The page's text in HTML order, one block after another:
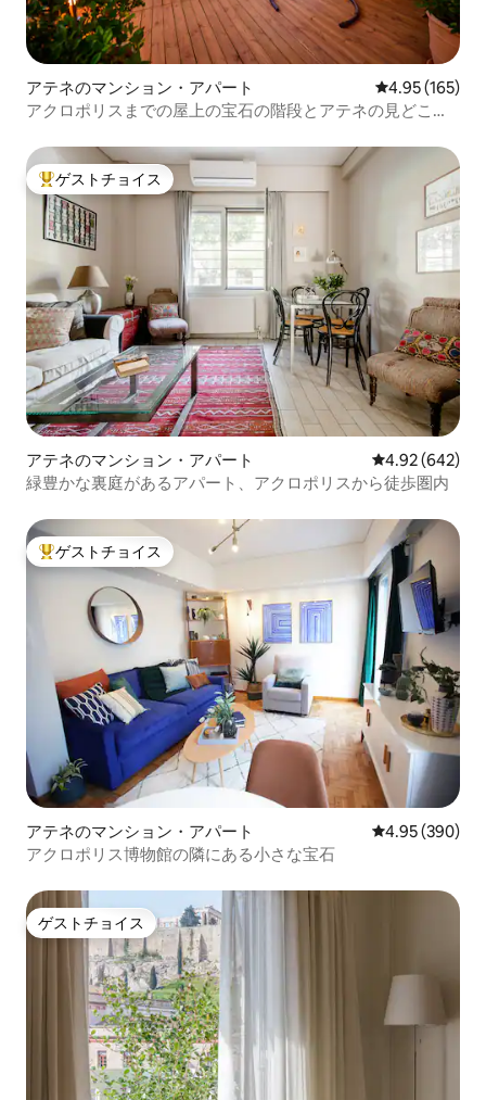
アテネのマンション・アパート レビュー165
4.95 (165)
アクロポリスまでの屋上の宝石の階段とアテネの見どころ
大好評のゲストチョイスです。
ゲストチョイス
アテネのマンション・アパート レビュー642
4.92 (642)
緑豊かな裏庭があるアパート、アクロポリスから徒歩圏内
大好評のゲストチョイスです。
ゲストチョイス
アテネのマンション・アパート レビュー390
4.95 (390)
アクロポリス博物館の隣にある小さな宝石
ゲストチョイス
ゲストチョイス